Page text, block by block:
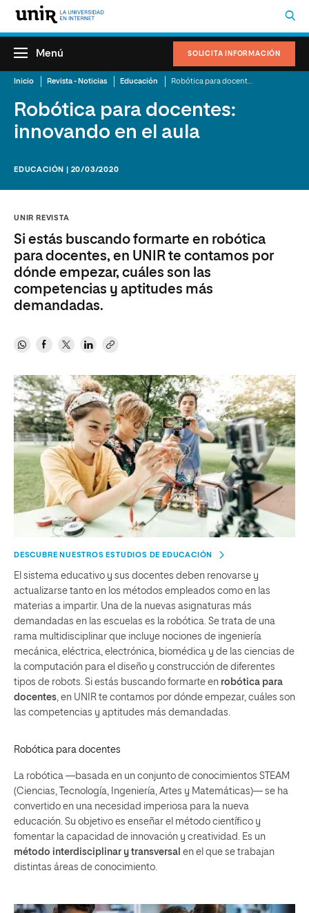
SOLICITA INFORMACIÓN
Menú
Inicio Revista - Noticias Educación
Robótica para docentes:
innovando en el aula
EDUCACIÓN | 20/03/2020
UNIR REVISTA
Si estás buscando formarte en robótica
para docentes, en UNIR te contamos por
dónde empezar, cuáles son las
competencias y aptitudes más
demandadas.
DESCUBRE NUESTROS ESTUDIOS DE EDUCACIÓN
El sistema educativo y sus docentes deben renovarse y
actualizarse tanto en los métodos empleados como en las
materias a impartir. Una de la nuevas asignaturas más
demandadas en las escuelas es la robótica. Se trata de una
rama multidisciplinar que incluye nociones de ingeniería
mecánica, eléctrica, electrónica, biomédica y de las ciencias de
la computación para el diseño y construcción de diferentes
tipos de robots. Si estás buscando formarte en robótica para
docentes, en UNIR te contamos por dónde empezar, cuáles son
las competencias y aptitudes más demandadas.
Robótica para docentes
La robótica —basada en un conjunto de conocimientos STEAM
(Ciencias, Tecnología, Ingeniería, Artes y Matemáticas)— se ha
convertido en una necesidad imperiosa para la nueva
educación. Su objetivo es enseñar el método científico y
fomentar la capacidad de innovación y creatividad. Es un
método interdisciplinar y transversal en el que se trabajan
distintas áreas de conocimiento.